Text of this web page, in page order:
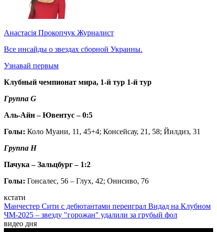
Анастасія Прокопчук Журналист
Все инсайды о звездах сборной Украины.
Узнавай первым
Клубный чемпионат мира, 1-й тур 1-й тур
Группа G
Аль-Айн – Ювентус – 0:5
Голы: Коло Муани, 11, 45+4; Консейсау, 21, 58; Йилдиз, 31
Группа H
Пачука – Зальцбург – 1:2
Голы: Гонсалес, 56 – Глух, 42; Онисиво, 76
кстати
Манчестер Сити с дебютантами переиграл Видад на Клубном
ЧМ-2025 – звезду "горожан" удалили за грубый фол
видео дня